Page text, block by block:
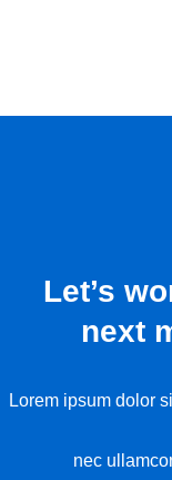
Let’s
next
Lorem ipsum dolor
nec